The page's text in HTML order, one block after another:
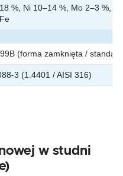
%, Ni 10–14 %, Mo 2–3 %, C
(forma zamknięta /
3 (1.4401 / AISI 316)
w studni